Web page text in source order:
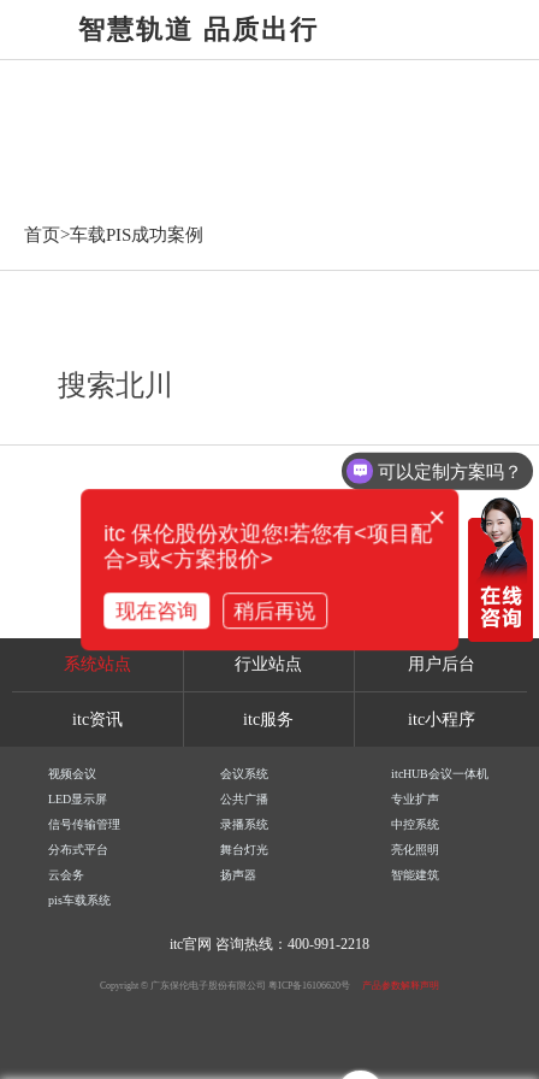
智慧轨道 品质出行
首页>车载PIS成功案例
搜索北川
系统站点 行业站点 用户后台
itc资讯 itc服务 itc小程序
视频会议 会议系统
itcHUB会议一体机
LED显示屏
公共广播
专业扩声
信号传输管理
录播系统
中控系统
分布式平台
舞台灯光
亮化照明
云会务
扬声器
智能建筑
pis车载系统
itc官网 咨询热线：400-991-2218
Copyright © 广东保伦电子股份有限公司 粤ICP备16106620号 产品参数解释声明
可以定制方案吗？
×
itc 保伦股份欢迎您!若您有<项目配
合>或<方案报价>
现在咨询 稍后再说